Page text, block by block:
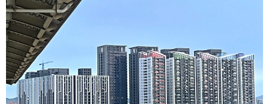
析對台影響
吳子嘉斷言：綠營「這縣市」恐一屍五
命！她穩贏